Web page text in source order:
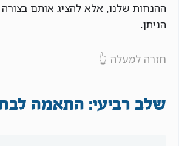
ההנחות שלנו, אלא להציג אותם בצורה
הניתן.
חזרה למעלה 👆
שלב רביעי: התאמה